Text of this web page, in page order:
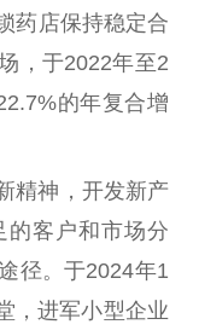
药店保持稳定合
，于2022年至2
的年复合增
精神 ，开发新产
的客户和市场分
径。于2024年1
，进军小型企业